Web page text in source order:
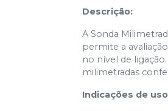
Descrição:
A Sonda
permite a
no nível de
milimetradas
Indicações de